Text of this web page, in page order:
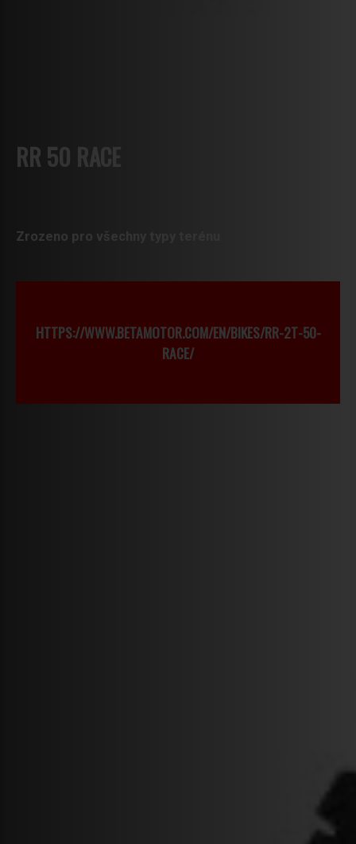
RR 50 RACE
Zrozeno pro všechny typy terénu
HTTPS://WWW.BETAMOTOR.COM/EN/BIKES/RR-2T-50-
RACE/